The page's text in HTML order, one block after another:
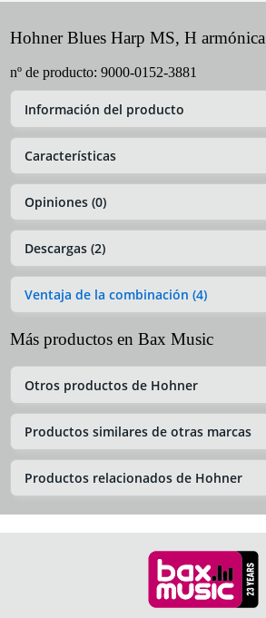
Hohner Blues Harp MS, H armónica
nº de producto: 9000-0152-3881
Información del producto
Características
Opiniones (0)
Descargas (2)
Ventaja de la combinación (4)
Más productos en Bax Music
Otros productos de Hohner
Productos similares de otras marcas
Productos relacionados de Hohner